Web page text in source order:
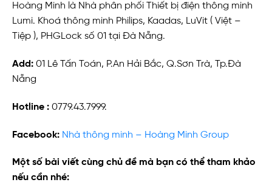
Hoàng Minh là Nhà phân phối Thiết bị điện thông minh
Lumi. Khoá thông minh Philips, Kaadas, LuVit ( Việt –
Tiệp ), PHGLock số 01 tại Đà Nẵng.
Add: 01 Lê Tấn Toán, P.An Hải Bắc, Q.Sơn Trà, Tp.Đà
Nẵng
Hotline : 0779.43.7999.
Facebook: Nhà thông minh – Hoàng Minh Group
Một số bài viết cùng chủ đề mà bạn có thể tham khảo
nếu cần nhé: